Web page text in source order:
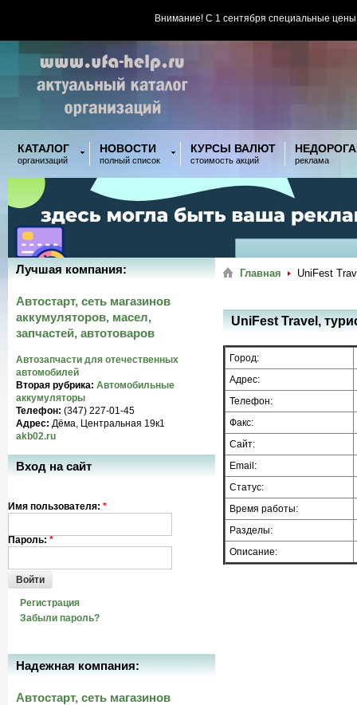
Внимание! С 1 сентября специальные
КАТАЛОГ
организаций
НОВОСТИ
полный список
КУРСЫ ВАЛЮТ
стоимость акций реклама
Главная UniFest
UniFest Travel,
Город:
Адрес:
Телефон:
Факс:
Сайт:
Email:
Статус:
Время работы:
Разделы:
Описание:
Лучшая компания:
Автостарт, сеть магазинов
аккумуляторов, масел,
запчастей, автотоваров
Автозапчасти для отечественных
автомобилей
Вторая рубрика: Автомобильные
аккумуляторы
Телефон: (347) 227-01-45
Адрес: Дёма, Центральная 19к1
akb02.ru
Вход на сайт
Имя пользователя: *
Пароль: *
Войти
Регистрация
Забыли пароль?
Надежная компания:
Автостарт, сеть магазинов